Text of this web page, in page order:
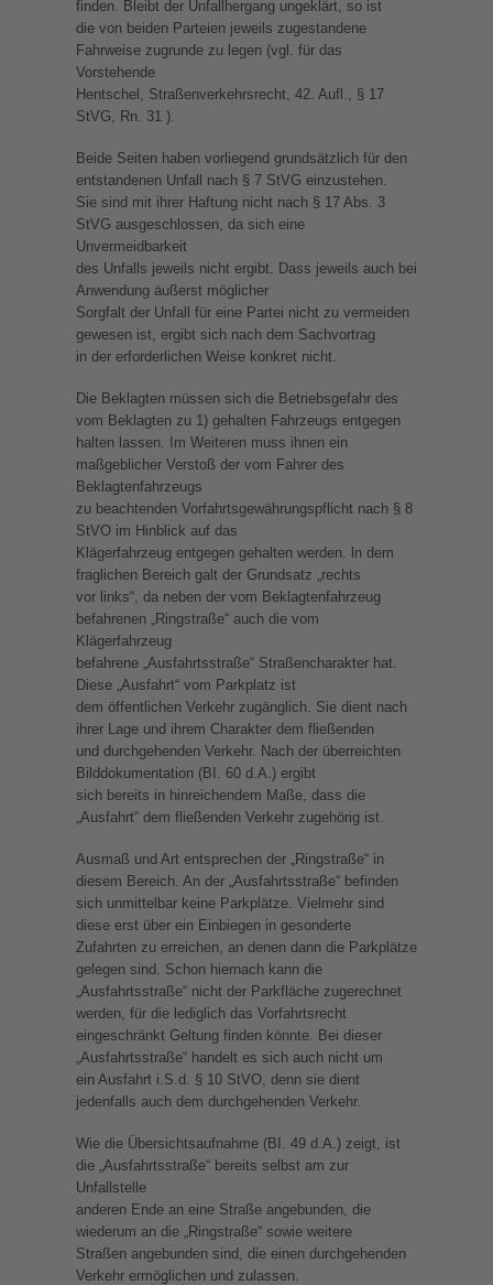
finden. Bleibt der Unfallhergang ungeklärt, so ist
die von beiden Parteien jeweils zugestandene
Fahrweise zugrunde zu legen (vgl. für das
Vorstehende
Hentschel, Straßenverkehrsrecht, 42. Aufl., § 17
StVG, Rn. 31 ).
Beide Seiten haben vorliegend grundsätzlich für den
entstandenen Unfall nach § 7 StVG einzustehen.
Sie sind mit ihrer Haftung nicht nach § 17 Abs. 3
StVG ausgeschlossen, da sich eine
Unvermeidbarkeit
des Unfalls jeweils nicht ergibt. Dass jeweils auch bei
Anwendung äußerst möglicher
Sorgfalt der Unfall für eine Partei nicht zu vermeiden
gewesen ist, ergibt sich nach dem Sachvortrag
in der erforderlichen Weise konkret nicht.
Die Beklagten müssen sich die Betriebsgefahr des
vom Beklagten zu 1) gehalten Fahrzeugs entgegen
halten lassen. Im Weiteren muss ihnen ein
maßgeblicher Verstoß der vom Fahrer des
Beklagtenfahrzeugs
zu beachtenden Vorfahrtsgewährungspflicht nach § 8
StVO im Hinblick auf das
Klägerfahrzeug entgegen gehalten werden. ln dem
fraglichen Bereich galt der Grundsatz „rechts
vor links“, da neben der vom Beklagtenfahrzeug
befahrenen „Ringstraße“ auch die vom
Klägerfahrzeug
befahrene „Ausfahrtsstraße“ Straßencharakter hat.
Diese „Ausfahrt“ vom Parkplatz ist
dem öffentlichen Verkehr zugänglich. Sie dient nach
ihrer Lage und ihrem Charakter dem fließenden
und durchgehenden Verkehr. Nach der überreichten
Bilddokumentation (BI. 60 d.A.) ergibt
sich bereits in hinreichendem Maße, dass die
„Ausfahrt“ dem fließenden Verkehr zugehörig ist.
Ausmaß und Art entsprechen der „Ringstraße“ in
diesem Bereich. An der „Ausfahrtsstraße“ befinden
sich unmittelbar keine Parkplätze. Vielmehr sind
diese erst über ein Einbiegen in gesonderte
Zufahrten zu erreichen, an denen dann die Parkplätze
gelegen sind. Schon hiernach kann die
„Ausfahrtsstraße“ nicht der Parkfläche zugerechnet
werden, für die lediglich das Vorfahrtsrecht
eingeschränkt Geltung finden könnte. Bei dieser
„Ausfahrtsstraße“ handelt es sich auch nicht um
ein Ausfahrt i.S.d. § 10 StVO, denn sie dient
jedenfalls auch dem durchgehenden Verkehr.
Wie die Übersichtsaufnahme (BI. 49 d.A.) zeigt, ist
die „Ausfahrtsstraße“ bereits selbst am zur
Unfallstelle
anderen Ende an eine Straße angebunden, die
wiederum an die „Ringstraße“ sowie weitere
Straßen angebunden sind, die einen durchgehenden
Verkehr ermöglichen und zulassen.